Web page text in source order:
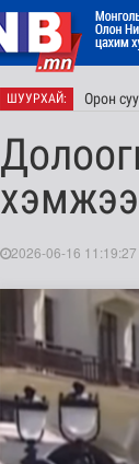
ШУУРХАЙ: Орон
2026-06-16 11:19:27